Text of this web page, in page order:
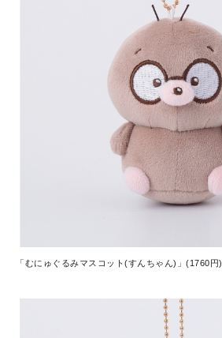
「むにゅぐるみマスコット(すんちゃん)」(1760円)